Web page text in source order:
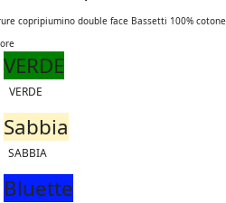
copripiumino double face Bassetti 100% cotone
VERDE
VERDE
Sabbia
SABBIA
Bluette